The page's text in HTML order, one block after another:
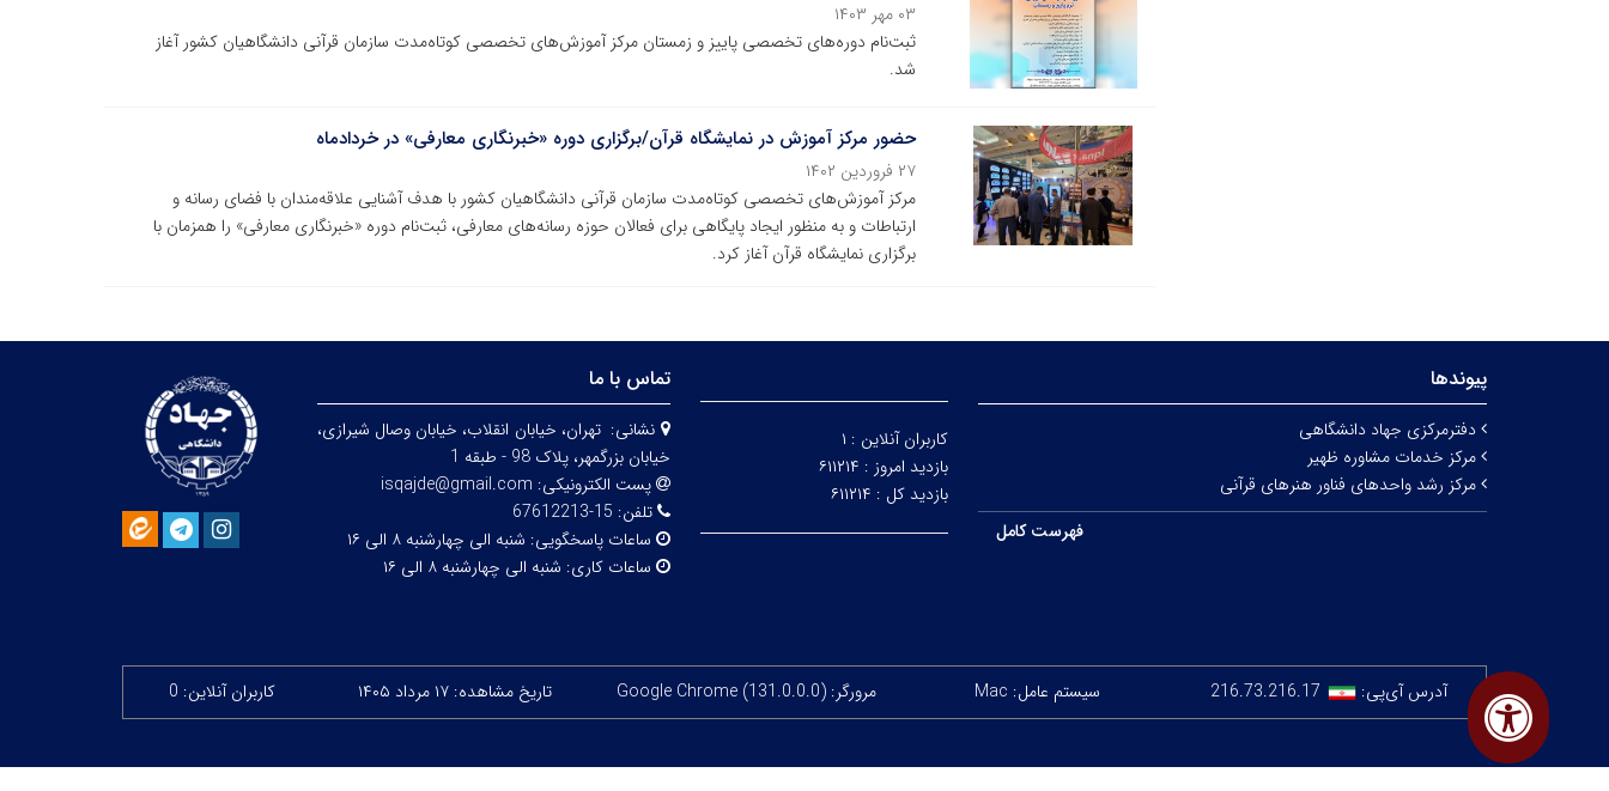
۰۳ مهر ۱۴۰۳
ثبت‌نام دوره‌های تخصصی پاییز و زمستان مرکز آموزش‌های تخصصی کوتاه‌مدت سازمان قرآنی دانشگاهیان کشور آغاز
شد.
حضور مرکز آموزش در نمایشگاه قرآن/برگزاری دوره «خبرنگاری معارفی» در خردادماه
۲۷ فروردین ۱۴۰۲
مرکز آموزش‌های تخصصی کوتاه‌مدت سازمان قرآنی دانشگاهیان کشور با هدف آشنایی علاقه‌مندان با فضای رسانه و
ارتباطات و به منظور ایجاد پایگاهی برای فعالان حوزه رسانه‌های معارفی، ثبت‌نام دوره «خبرنگاری معارفی» را همزمان با
برگزاری نمایشگاه قرآن آغاز کرد.
پیوندها
دفترمرکزی جهاد دانشگاهی
مرکز خدمات مشاوره ظهیر
مرکز رشد واحدهای فناور هنرهای قرآنی
فهرست کامل
کاربران آنلاین : ۱
بازدید امروز : ۶۱۱۲۱۴
بازدید کل : ۶۱۱۲۱۴
تماس با ما
نشانی: تهران، خيابان انقلاب، خيابان وصال شیرازی،
خيابان بزرگمهر، پلاک 98 - طبقه 1
پست الکترونیکی: isqajde@gmail.com
تلفن: 15-67612213
ساعات پاسخگویی: شنبه الی چهارشنبه ۸ الی ۱۶
ساعات کاری: شنبه الی چهارشنبه ۸ الی ۱۶
آدرس آی‌پی: 216.73.216.17 سیستم عامل: Mac مرورگر: Google Chrome (131.0.0.0) تاریخ مشاهده: ۱۷ مرداد ۱۴۰۵ کاربران آنلاین: 0